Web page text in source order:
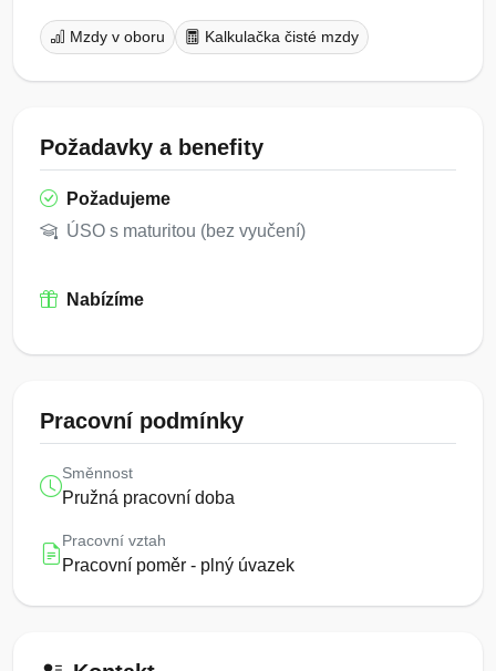
Mzdy v oboru Kalkulačka čisté mzdy
Požadavky a benefity
Požadujeme
ÚSO s maturitou (bez vyučení)
Nabízíme
Pracovní podmínky
Směnnost
Pružná pracovní doba
Pracovní vztah
Pracovní poměr - plný úvazek